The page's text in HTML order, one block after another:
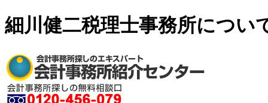
細川健二税理士事務所につい